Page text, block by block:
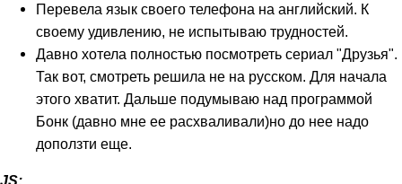
Перевела язык своего телефона на английский. К
своему удивлению, не испытываю трудностей.
Давно хотела полностью посмотреть сериал "Друзья".
Так вот, смотреть решила не на русском. Для начала
этого хватит. Дальше подумываю над программой
Бонк (давно мне ее расхваливали)но до нее надо
доползти еще.